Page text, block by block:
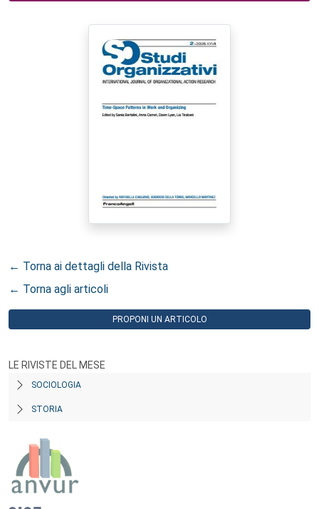
← Torna ai dettagli della Rivista
← Torna agli articoli
PROPONI UN ARTICOLO
LE RIVISTE DEL MESE
SOCIOLOGIA
STORIA